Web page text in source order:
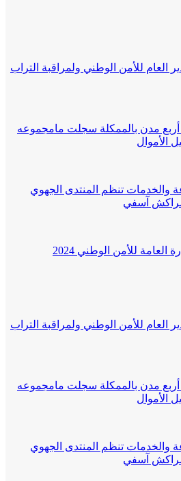
العام للأمن الوطني ولمراقبة التراب
أربع مدن بالممكلة سجلت مامجموعه
والخدمات تنظم المنتدى الجهوي
مراكش آسفي
العامة للأمن الوطني 2024
العام للأمن الوطني ولمراقبة التراب
أربع مدن بالممكلة سجلت مامجموعه
والخدمات تنظم المنتدى الجهوي
مراكش آسفي